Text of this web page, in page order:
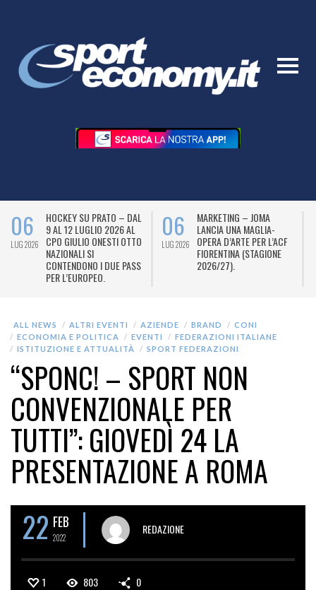
06
LUG 2026
HOCKEY SU PRATO – DAL
9 AL 12 LUGLIO 2026 AL
CPO GIULIO ONESTI OTTO
NAZIONALI SI
CONTENDONO I DUE PASS
PER L’EUROPEO.
06
LUG 2026
MARKETING – JOMA
LANCIA UNA MAGLIA-
OPERA D’ARTE PER L’ACF
FIORENTINA (STAGIONE
2026/27).
ALL NEWS ALTRI EVENTI AZIENDE BRAND
CONI
ECONOMIA E POLITICA
EVENTI
FEDERAZIONI ITALIANE
ISTITUZIONE E ATTUALITÀ
SPORT FEDERAZIONI
“SPONC! – SPORT NON
CONVENZIONALE PER
TUTTI”: GIOVEDÌ 24 LA
PRESENTAZIONE A ROMA
22 FEB
2022
REDAZIONE
1 803 0